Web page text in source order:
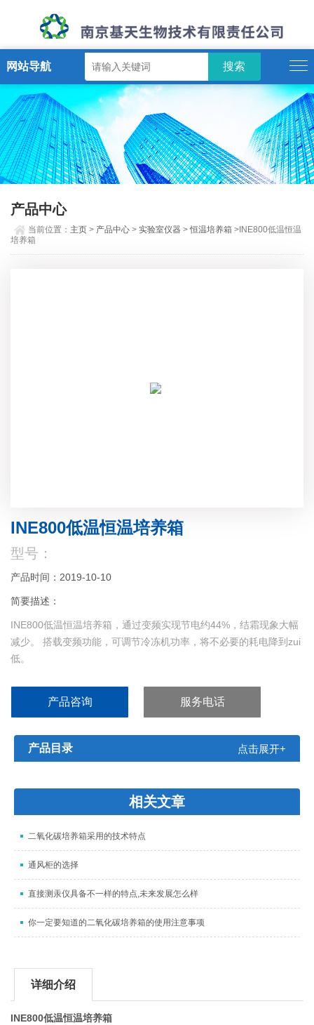
网站导航
产品中心
当前位置： 主页 > 产品中心 >实验室仪器 >恒温培养箱 >INE800低温恒温
培养箱
INE800低温恒温培养箱
型号：
产品时间：2019-10-10
简要描述：
INE800低温恒温培养箱，通过变频实现节电约44%，结霜现象大幅
减少。 搭载变频功能，可调节冷冻机功率，将不必要的耗电降到zui
低。
产品咨询 服务电话
产品目录 点击展开+
相关文章
二氧化碳培养箱采用的技术特点
通风柜的选择
直接测汞仪具备不一样的特点,未来发展怎么样
你一定要知道的二氧化碳培养箱的使用注意事项
详细介绍
INE800低温恒温培养箱